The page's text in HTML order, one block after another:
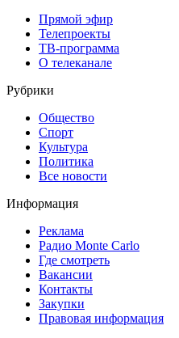
Прямой эфир
Телепроекты
ТВ-программа
О телеканале
Рубрики
Общество
Спорт
Культура
Политика
Все новости
Информация
Реклама
Радио Monte Carlo
Где смотреть
Вакансии
Контакты
Закупки
Правовая информация